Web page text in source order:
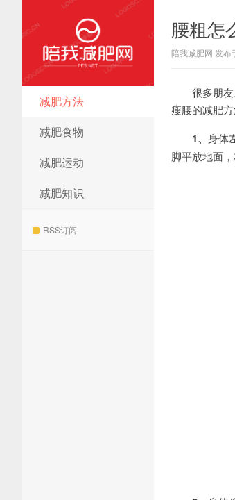
陪我减肥网
减肥方法
减肥食物
减肥运动
减肥知识
RSS订阅
腰粗怎
陪我减肥网 发
很多朋友
瘦腰的减肥
1、 身体
脚平放地面